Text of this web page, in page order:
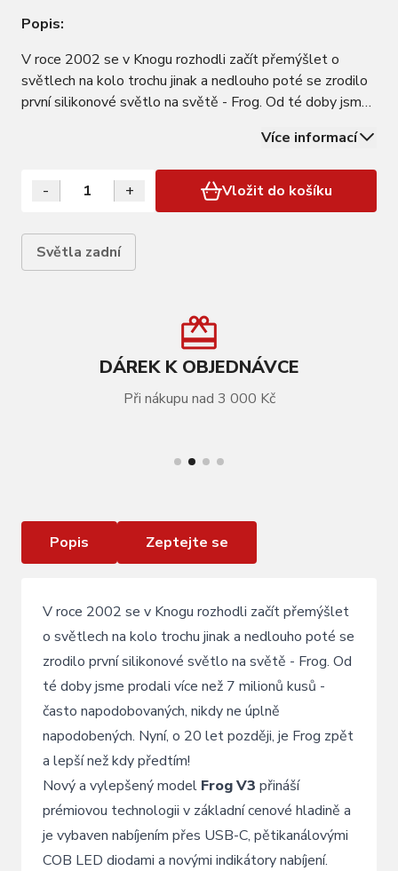
Popis:
V roce 2002 se v Knogu rozhodli začít přemýšlet o
světlech na kolo trochu jinak a nedlouho poté se zrodilo
první silikonové světlo na světě - Frog. Od té doby jsme
nikdy ne úplně napodobených. Nyní, o 20 let později, je
Frog zpět a lepší než…
Více informací
- + Vložit do košíku
Světla zadní
DÁREK K OBJEDNÁVCE
Při nákupu nad 3 000 Kč
Popis Zeptejte se
V roce 2002 se v Knogu rozhodli začít přemýšlet
o světlech na kolo trochu jinak a nedlouho poté se
zrodilo první silikonové světlo na světě - Frog. Od
té doby jsme prodali více než 7 milionů kusů -
často napodobovaných, nikdy ne úplně
napodobených. Nyní, o 20 let později, je Frog zpět
a lepší než kdy předtím!
Nový a vylepšený model Frog V3 přináší
prémiovou technologii v základní cenové hladině a
je vybaven nabíjením přes USB-C, pětikanálovými
COB LED diodami a novými indikátory nabíjení.